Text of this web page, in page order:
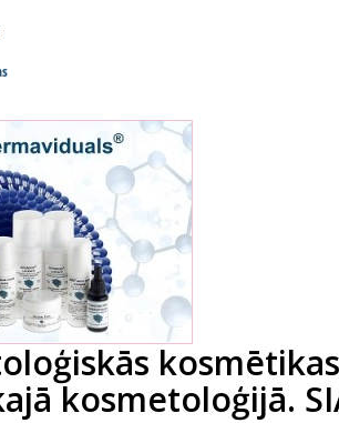
kosmetoloģijā.